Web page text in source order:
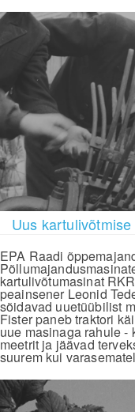
Uus kartulivõtmise
EPA Raadi
kartulivõtumasinat
peainsener Leonid
sõidavad uuetüübilist
Fister paneb traktori
uue masinaga rahule
meetrit ja jäävad
suurem kui